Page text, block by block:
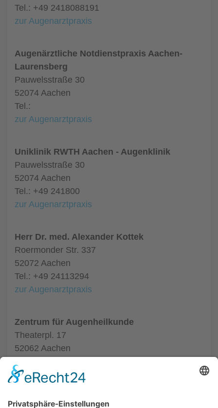
Tel.: +49 2418088191
zur Augenarztpraxis
Augenärztliche Notdienstpraxis Aachen-
Laurensberg
Pauwelsstraße 30
52074 Aachen
Tel.:
zur Augenarztpraxis
Uniklinik RWTH Aachen - Augenklinik
Pauwelsstraße 30
52074 Aachen
Tel.: +49 241800
zur Augenarztpraxis
Herr Dr. med. Alexander Kottek
Roermonder Str. 337
52072 Aachen
Tel.: +49 24113294
zur Augenarztpraxis
Zentrum für Augenheilkunde
Theaterpl. 17
52062 Aachen
zur Augenarztpraxis